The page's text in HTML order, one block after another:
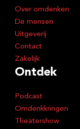
Over omdenken
De mensen
Uitgeverij
Contact
Zakelijk
Ontdek
Podcast
Omdenkkringen
Theatershow